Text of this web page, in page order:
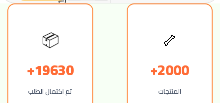
🦴
2000+
المنتجات
📦
19630+
تم اكتمال الطلب